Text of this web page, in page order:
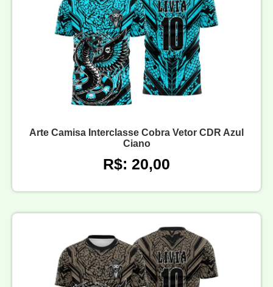
Arte Camisa Interclasse Cobra Vetor CDR Azul
Ciano
R$: 20,00